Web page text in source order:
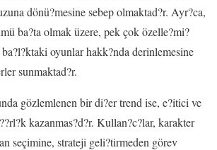
dönü?mesine sebep olmaktad?r. Ayr?ca,
ba?ta olmak üzere, pek çok özelle?mi?
oyunlar hakk?nda derinlemesine
sunmaktad?r.
gözlemlenen bir di?er trend ise, e?itici ve
kazanmas?d?r. Kullan?c?lar, karakter
seçimine, strateji geli?tirmeden görev